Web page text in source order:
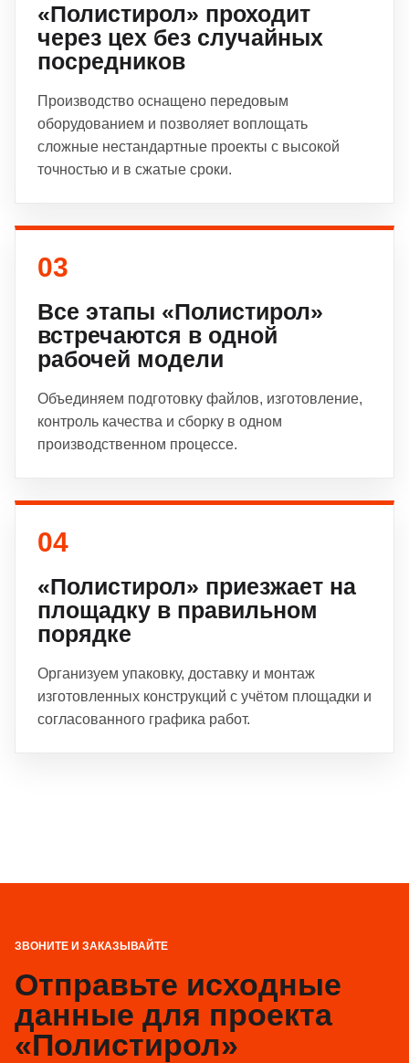
«Полистирол» проходит
через цех без случайных
посредников
Производство оснащено передовым
оборудованием и позволяет воплощать
сложные нестандартные проекты с высокой
точностью и в сжатые сроки.
03
Все этапы «Полистирол»
встречаются в одной
рабочей модели
Объединяем подготовку файлов, изготовление,
контроль качества и сборку в одном
производственном процессе.
04
«Полистирол» приезжает на
площадку в правильном
порядке
Организуем упаковку, доставку и монтаж
изготовленных конструкций с учётом площадки и
согласованного графика работ.
ЗВОНИТЕ И ЗАКАЗЫВАЙТЕ
Отправьте исходные
данные для проекта
«Полистирол»